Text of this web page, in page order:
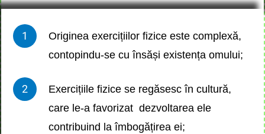
Originea exercițiilor fizice este complexă,
contopindu-se cu însăși existența omului;
Exercițiile fizice se regăsesc în cultură,
care le-a favorizat dezvoltarea ele
contribuind la îmbogățirea ei;